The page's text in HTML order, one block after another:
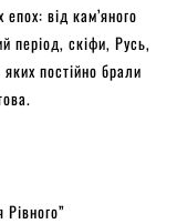
від кам’яного
період, скіфи, Русь,
постійно брали